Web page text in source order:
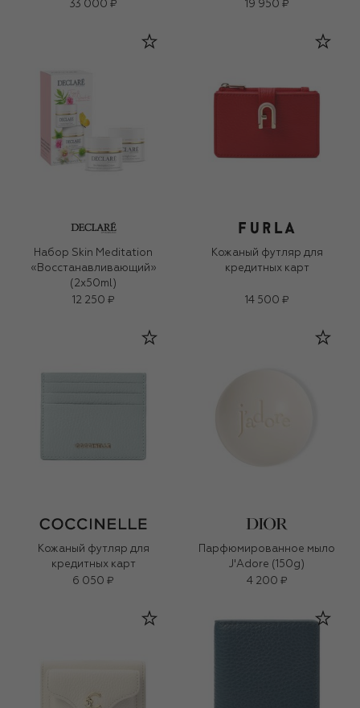
33 000 ₽ 19 950 ₽
Набор Skin Meditation
«Восстанавливающий»
(2x50ml)
12 250 ₽
Кожаный футляр для
кредитных карт
14 500 ₽
Кожаный футляр для
кредитных карт
6 050 ₽
Парфюмированное мыло
J'Adore (150g)
4 200 ₽